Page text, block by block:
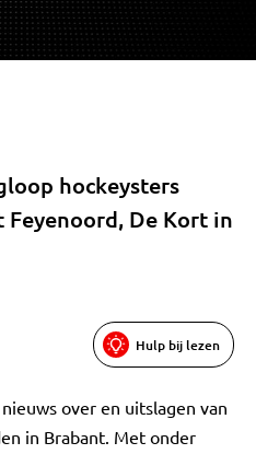
hockeysters
Feyenoord, De Kort in
Hulp bij lezen
over en uitslagen van
in Brabant. Met onder